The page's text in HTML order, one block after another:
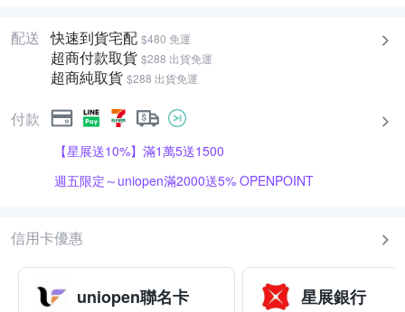
配送 快速到貨宅配 $480 免運
超商付款取貨 $288 出貨免運
超商純取貨 $288 出貨免運
付款
【星展送10%】滿1萬5送1500
週五限定～uniopen滿2000送5% OPENPOINT
信用卡優惠
uniopen聯名卡 星展銀行